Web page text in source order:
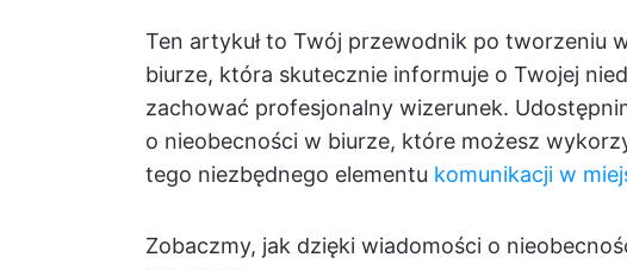
Ten artykuł to Twój przewodnik po tworzeniu
biurze, która skutecznie informuje o Twojej
zachować profesjonalny wizerunek.
o nieobecności w biurze, które możesz
tego niezbędnego elementu komunikacji w
Zobaczmy, jak dzięki wiadomości o